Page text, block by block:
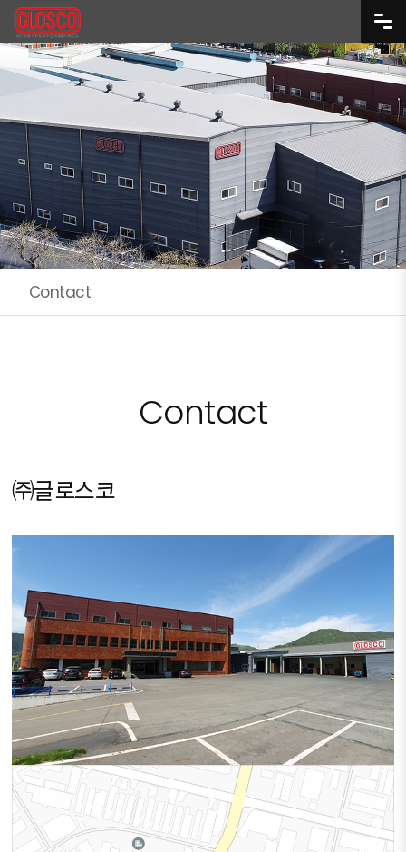
Contact
Contact
㈜글로스코